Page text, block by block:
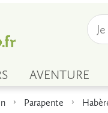
AVENTURE
Parapente